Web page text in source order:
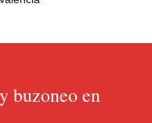
buzoneo en